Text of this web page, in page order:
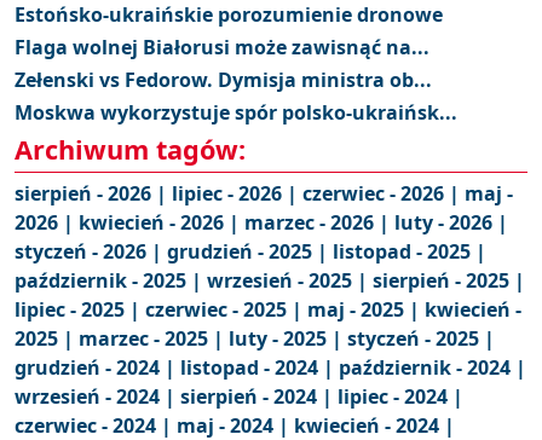
Estońsko-ukraińskie porozumienie dronowe
Flaga wolnej Białorusi może zawisnąć na...
Zełenski vs Fedorow. Dymisja ministra ob...
Moskwa wykorzystuje spór polsko-ukraińsk...
Archiwum tagów:
sierpień - 2026 | lipiec - 2026 | czerwiec - 2026 | maj -
2026 | kwiecień - 2026 | marzec - 2026 | luty - 2026 |
styczeń - 2026 | grudzień - 2025 | listopad - 2025 |
październik - 2025 | wrzesień - 2025 | sierpień - 2025 |
lipiec - 2025 | czerwiec - 2025 | maj - 2025 | kwiecień -
2025 | marzec - 2025 | luty - 2025 | styczeń - 2025 |
grudzień - 2024 | listopad - 2024 | październik - 2024 |
wrzesień - 2024 | sierpień - 2024 | lipiec - 2024 |
czerwiec - 2024 | maj - 2024 | kwiecień - 2024 |